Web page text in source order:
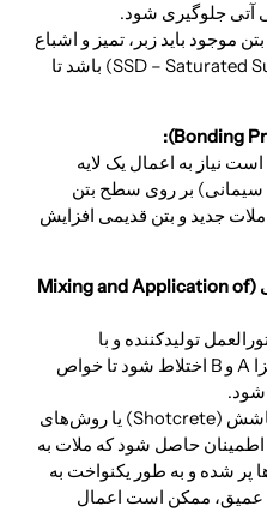
آتی جلوگیری شود.
موجود باید زبر، تمیز و اشباع
از آب با سطح خشک (SSD – Saturated Surface Dry) باشد تا
نیاز به اعمال یک لایه
سیمانی) بر روی سطح بتن
جدید و بتن قدیمی افزایش
۴.۴. اختلاط و اعمال ملات ترمیمی (Mixing and Application of
تولیدکننده و با
نسبت‌های مشخص آب/پودر یا اجزا A و B اختلاط شود تا خواص
شود.
ملات را می‌توان با ماله، پاشش (Shotcrete) یا روش‌های
اطمینان حاصل شود که ملات به
پر شده و به طور یکنواخت به
عمیق، ممکن است اعمال